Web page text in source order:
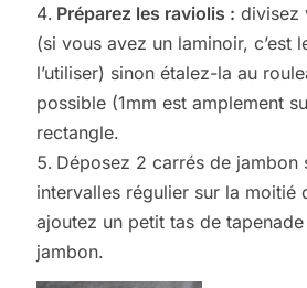
Préparez les raviolis : divisez
(si vous avez un laminoir, c’est
l’utiliser) sinon étalez-la au
possible (1mm est amplement
rectangle.
Déposez 2 carrés de jambon
intervalles régulier sur la moitié
ajoutez un petit tas de
jambon.